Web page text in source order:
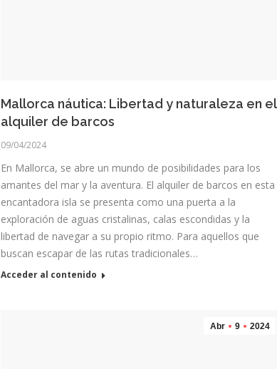
Mallorca náutica: Libertad y naturaleza en el
alquiler de barcos
09/04/2024
En Mallorca, se abre un mundo de posibilidades para los
amantes del mar y la aventura. El alquiler de barcos en esta
encantadora isla se presenta como una puerta a la
exploración de aguas cristalinas, calas escondidas y la
libertad de navegar a su propio ritmo. Para aquellos que
buscan escapar de las rutas tradicionales…
Acceder al contenido
Abr 9 2024